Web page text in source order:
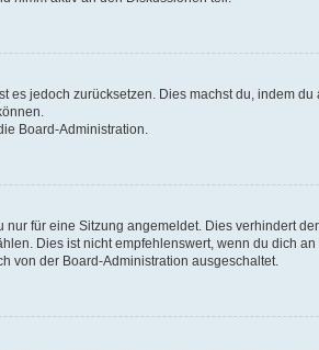
jedoch zurücksetzen. Dies machst du, indem
Board-Administration.
für eine Sitzung angemeldet. Dies verhindert
Dies ist nicht empfehlenswert, wenn du dich
von der Board-Administration ausgeschaltet.